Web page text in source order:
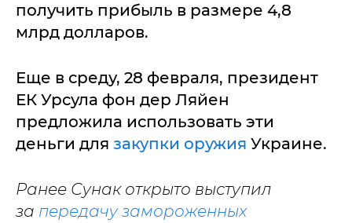
получить прибыль в размере 4,8
млрд долларов.
Еще в среду, 28 февраля, президент
ЕК Урсула фон дер Ляйен
предложила использовать эти
деньги для закупки оружия Украине.
Ранее Сунак открыто выступил
за передачу замороженных